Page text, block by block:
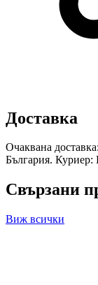
Доставка
Очаквана
България. Куриер:
Свързани
Виж всички